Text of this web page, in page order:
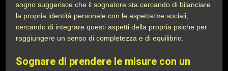
sogno suggerisce che il sognatore sta cercando di bilanciare
la propria identità personale con le aspettative sociali,
cercando di integrare questi aspetti della propria psiche per
raggiungere un senso di completezza e di equilibrio.
Sognare di prendere le misure con un